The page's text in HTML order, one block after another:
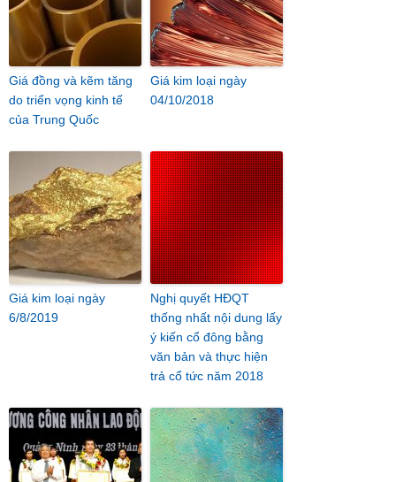
Giá đồng và kẽm tăng
do triển vọng kinh tế
của Trung Quốc
Giá kim loại ngày
04/10/2018
Giá kim loại ngày
6/8/2019
Nghị quyết HĐQT
thống nhất nội dung lấy
ý kiến cổ đông bằng
văn bản và thực hiện
trả cổ tức năm 2018